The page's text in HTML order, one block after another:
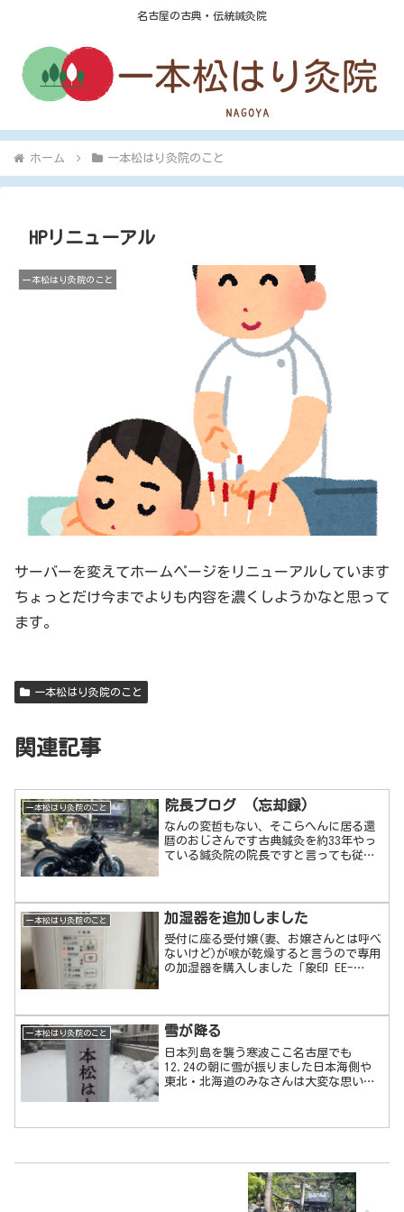
名古屋の古典・伝統鍼灸院
ホーム 一本松はり灸院のこと
HPリニューアル
一本松はり灸院のこと
サーバーを変えてホームページをリニューアルしています
ちょっとだけ今までよりも内容を濃くしようかなと思って
ます。
一本松はり灸院のこと
関連記事
一本松はり灸院のこと 院長ブログ (忘却録)
なんの変哲もない、そこらへんに居る還
暦のおじさんです古典鍼灸を約33年やっ
ている鍼灸院の院長ですと言っても従業
は使わず、何も販売はし...
一本松はり灸院のこと 加湿器を追加しました
受付に座る受付嬢(妻、お嬢さんとは呼べ
ないけど)が喉が乾燥すると言うので専用
の加湿器を購入しました「象印 EE-
ベチョベチョにも...
一本松はり灸院のこと 雪が降る
日本列島を襲う寒波ここ名古屋でも
12.24の朝に雪が振りました日本海側や
東北・北海道のみなさんは大変な思いを
うに祈るばかりです